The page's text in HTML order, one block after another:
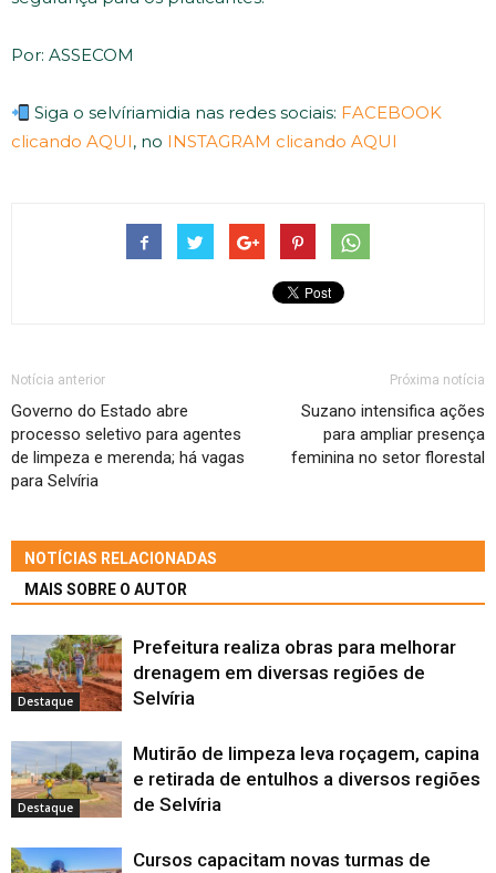
Por: ASSECOM
Siga o selvíriamidia nas redes sociais: FACEBOOK
clicando AQUI, no INSTAGRAM clicando AQUI
Notícia anterior
Governo do Estado abre
processo seletivo para agentes
de limpeza e merenda; há vagas
para Selvíria
Próxima notícia
Suzano intensifica ações
para ampliar presença
feminina no setor florestal
NOTÍCIAS RELACIONADAS
MAIS SOBRE O AUTOR
Destaque
Prefeitura realiza obras para melhorar
drenagem em diversas regiões de
Selvíria
Destaque
Mutirão de limpeza leva roçagem, capina
e retirada de entulhos a diversos regiões
de Selvíria
Cursos capacitam novas turmas de